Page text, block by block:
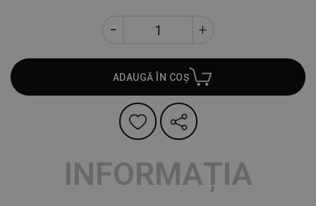
ADAUGĂ ÎN COȘ
INFORMAȚIA